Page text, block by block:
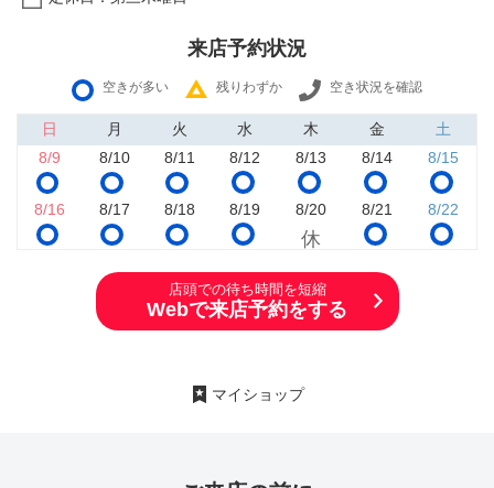
来店予約状況
空きが多い 残りわずか 空き状況を確認
日 月 火 水 木 金
土
8/9
8/10 8/11 8/12 8/13 8/14 8/15
8/16 8/17 8/18 8/19 8/20 8/21 8/22
店頭での待ち時間を短縮
Webで来店予約をする
マイショップ